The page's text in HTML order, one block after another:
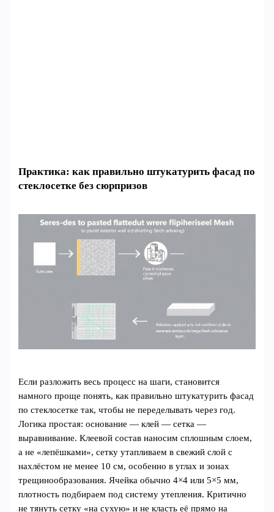
Практика: как правильно штукатурить фасад по
стеклосетке без сюрпризов
Если разложить весь процесс на шаги, становится
намного проще понять, как правильно штукатурить фасад
по стеклосетке так, чтобы не переделывать через год.
Логика простая: основание — клей — сетка —
выравнивание. Клеевой состав наносим сплошным слоем,
а не «лепёшками», сетку утапливаем в свежий слой с
нахлёстом не менее 10 см, особенно в углах и зонах
трещинообразования. Ячейка обычно 4×4 или 5×5 мм,
плотность подбираем под систему утепления. Критично
не тянуть сетку «на сухую» и не класть её прямо на